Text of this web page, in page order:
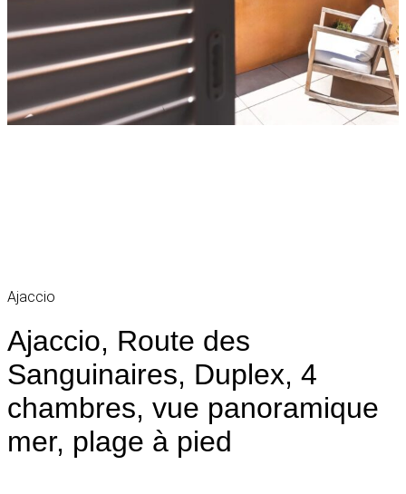
Ajaccio
Ajaccio, Route des
Sanguinaires, Duplex, 4
chambres, vue panoramique
mer, plage à pied